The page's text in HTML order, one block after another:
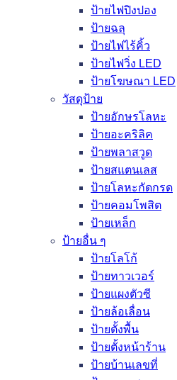
ป้ายไฟปิงปอง
ป้ายฉลุ
ป้ายไฟไร้คิ้ว
ป้ายไฟวิ่ง LED
ป้ายโฆษณา LED
วัสดุป้าย
ป้ายอักษรโลหะ
ป้ายอะคริลิค
ป้ายพลาสวูด
ป้ายสแตนเลส
ป้ายโลหะกัดกรด
ป้ายคอมโพสิต
ป้ายเหล็ก
ป้ายอื่น ๆ
ป้ายโลโก้
ป้ายทาวเวอร์
ป้ายแผงตัวซี
ป้ายล้อเลื่อน
ป้ายตั้งพื้น
ป้ายตั้งหน้าร้าน
ป้ายบ้านเลขที่